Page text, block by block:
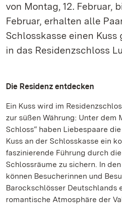
von Montag, 12. Februar,
Februar, erhalten alle
Schlosskasse einen
in das Residenzschloss
Die Residenz entdecken
Ein Kuss wird im
zur süßen Währung: Unter dem
Schloss“ haben Liebespaare
Kuss an der Schlosskasse ein
faszinierende Führung durch
Schlossräume zu sichern. In
können Besucherinnen und
Barockschlösser Deutschlands
romantische Atmosphäre der